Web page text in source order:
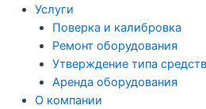
Услуги
Поверка и калибровка
Ремонт оборудования
Утверждение типа
Аренда оборудования
О компании